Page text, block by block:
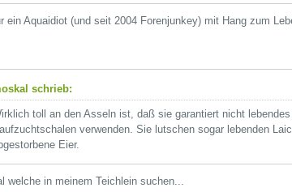
Aquaidiot (und seit 2004 Forenjunkey) mit Hang zum
schrieb:
toll an den Asseln ist, daß sie garantiert nicht
verwenden. Sie lutschen sogar lebenden
Eier.
welche in meinem Teichlein suchen...